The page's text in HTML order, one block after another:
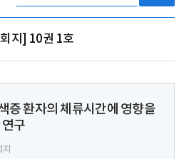
회지] 10권 1호
증 환자의 체류시간에 영향을
구